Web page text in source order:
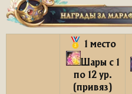
1 место
Шары с 1
по 12 ур.
(привяз)